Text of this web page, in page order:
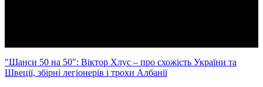
"Шанси 50 на 50": Віктор Хлус – про схожість України та
Швеції, збірні легіонерів і трохи Албанії